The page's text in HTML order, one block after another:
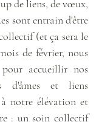
de liens, de vœux,
sont entrain d'être
(et ça sera le
de février, nous
accueillir nos
d'âmes et liens
notre élévation et
: un soin collectif